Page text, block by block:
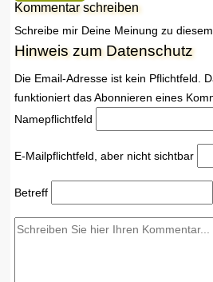
Kommentar schreiben
Schreibe mir Deine Meinung zu
Hinweis zum Datenschutz
Die Email-Adresse ist kein Pflichtfeld.
funktioniert das Abonnieren eines
Namepflichtfeld
E-Mailpflichtfeld, aber nicht sichtbar
Betreff